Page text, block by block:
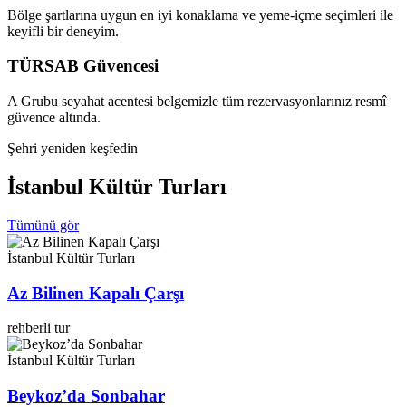
Bölge şartlarına uygun en iyi konaklama ve yeme-içme seçimleri ile
keyifli bir deneyim.
TÜRSAB Güvencesi
A Grubu seyahat acentesi belgemizle tüm rezervasyonlarınız resmî
güvence altında.
Şehri yeniden keşfedin
İstanbul Kültür Turları
Tümünü gör
İstanbul Kültür Turları
Az Bilinen Kapalı Çarşı
rehberli tur
İstanbul Kültür Turları
Beykoz’da Sonbahar